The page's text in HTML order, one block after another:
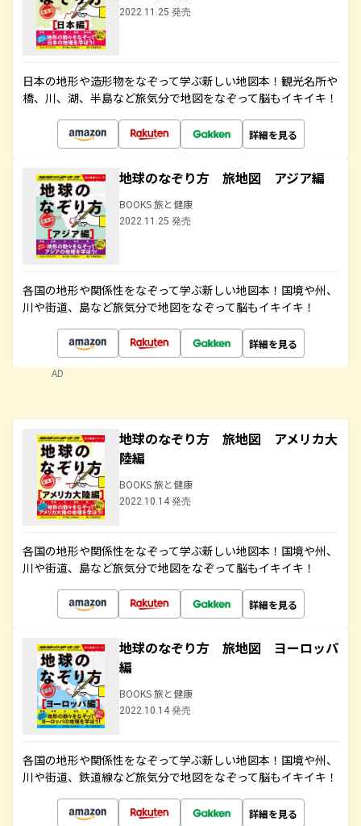
2022.11.25 発売
日本の地形や造形物をなぞって学ぶ新しい地図本！観光名所や
橋、川、湖、半島など旅気分で地図をなぞって脳もイキイキ！
詳細を見る
地球のなぞり方 旅地図 アジア編
BOOKS 旅と健康
2022.11.25 発売
各国の地形や関係性をなぞって学ぶ新しい地図本！国境や州、
川や街道、島など旅気分で地図をなぞって脳もイキイキ！
詳細を見る
AD
地球のなぞり方 旅地図 アメリカ大
陸編
BOOKS 旅と健康
2022.10.14 発売
各国の地形や関係性をなぞって学ぶ新しい地図本！国境や州、
川や街道、島など旅気分で地図をなぞって脳もイキイキ！
詳細を見る
地球のなぞり方 旅地図 ヨーロッパ
編
BOOKS 旅と健康
2022.10.14 発売
各国の地形や関係性をなぞって学ぶ新しい地図本！国境や州、
川や街道、鉄道線など旅気分で地図をなぞって脳もイキイキ！
詳細を見る